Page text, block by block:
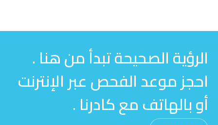
الرؤية الصحيحة تبدأ من هنا .
احجز موعد الفحص عبر الإنترنت
أو بالهاتف مع كادرنا .